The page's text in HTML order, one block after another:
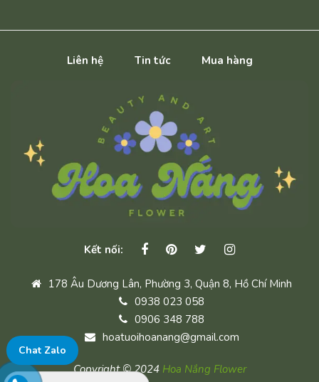
Liên hệ Tin tức Mua hàng
Kết nối:
178 Âu Dương Lân, Phường 3, Quận 8, Hồ Chí Minh
0938 023 058
0906 348 788
hoatuoihoanang@gmail.com
Copyright © 2024 Hoa Nắng Flower
Chat Zalo